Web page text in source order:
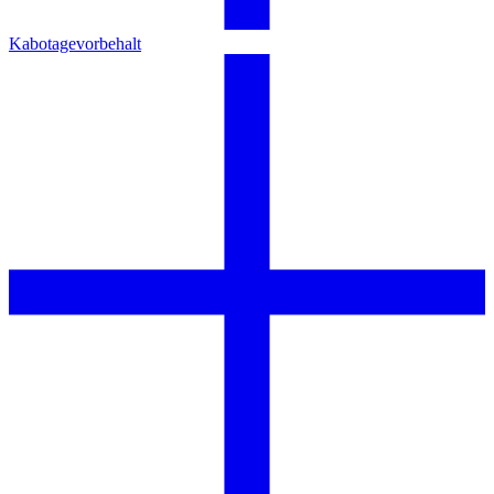
Kabotagevorbehalt